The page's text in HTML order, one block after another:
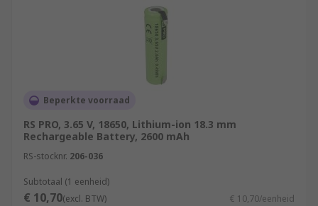
Beperkte voorraad
RS PRO, 3.65 V, 18650, Lithium-ion 18.3 mm
Rechargeable Battery, 2600 mAh
RS-stocknr. 206-036
Subtotaal (1 eenheid)
€ 10,70(excl. BTW) € 10,70/eenheid